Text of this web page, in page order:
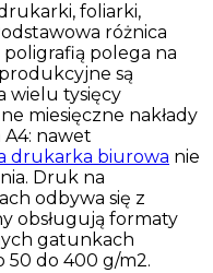
foliarki,
różnica
polega na
są
wielu tysięcy
miesięczne nakłady
nawet
drukarka biurowa nie
Druk na
odbywa się z
obsługują formaty
gatunkach
50 do 400 g/m2.